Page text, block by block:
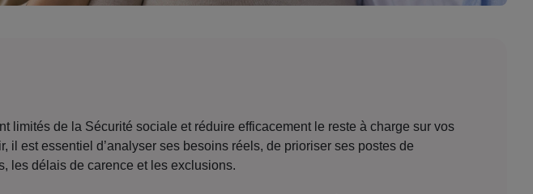
limités de la Sécurité sociale et réduire efficacement le reste à charge sur vos
est essentiel d’analyser ses besoins réels, de prioriser ses postes de
les délais de carence et les exclusions.